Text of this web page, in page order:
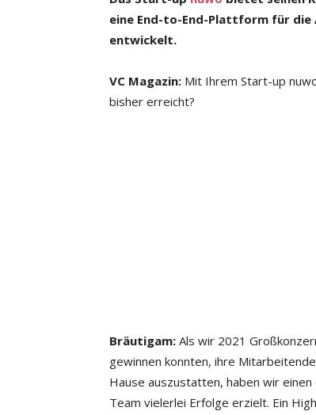
eine End-to-End-Plattform für
entwickelt.
VC Magazin: Mit Ihrem Start-up
bisher erreicht?
Bräutigam: Als wir 2021
gewinnen konnten, ihre
Hause auszustatten, haben wir
Team vielerlei Erfolge erzielt. Ein